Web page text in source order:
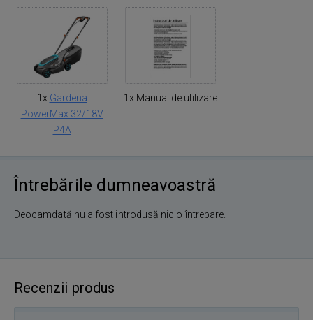
1x Gardena
PowerMax 32/18V
P4A
1x Manual de utilizare
Întrebările dumneavoastră
Deocamdată nu a fost introdusă nicio întrebare.
Recenzii produs